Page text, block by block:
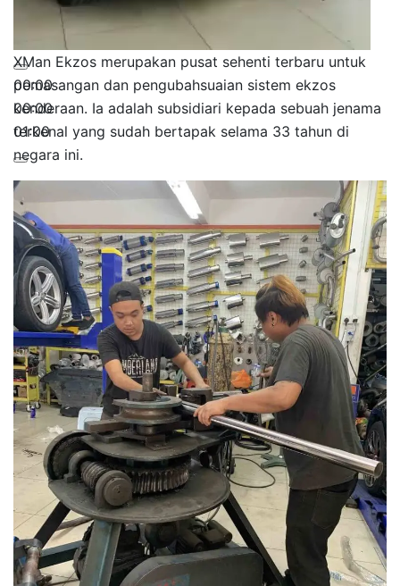
00:00
00:00
01:00
XMan Ekzos merupakan pusat sehenti terbaru untuk
pemasangan dan pengubahsuaian sistem ekzos
kenderaan. Ia adalah subsidiari kepada sebuah jenama
terkenal yang sudah bertapak selama 33 tahun di
negara ini.